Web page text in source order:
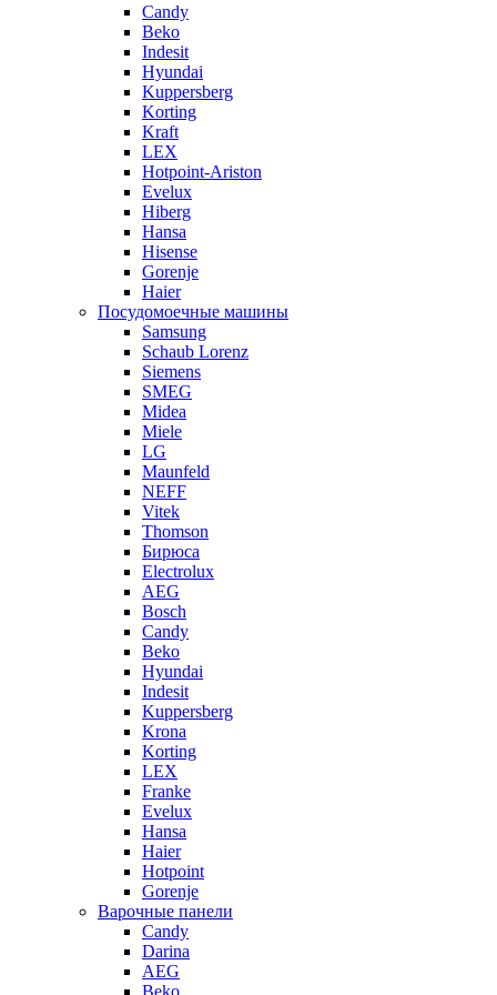
Candy
Beko
Indesit
Hyundai
Kuppersberg
Korting
Kraft
LEX
Hotpoint-Ariston
Evelux
Hiberg
Hansa
Hisense
Gorenje
Haier
Посудомоечные машины
Samsung
Schaub Lorenz
Siemens
SMEG
Midea
Miele
LG
Maunfeld
NEFF
Vitek
Thomson
Бирюса
Electrolux
AEG
Bosch
Candy
Beko
Hyundai
Indesit
Kuppersberg
Krona
Korting
LEX
Franke
Evelux
Hansa
Haier
Hotpoint
Gorenje
Варочные панели
Candy
Darina
AEG